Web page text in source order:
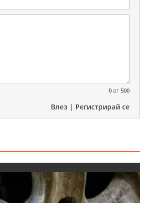
0 от 500
Влез | Регистрирай се